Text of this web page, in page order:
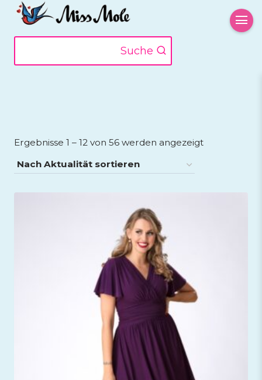
Zum
Inhalt
springen
Suche
Ergebnisse 1 – 12 von 56 werden angezeigtNach